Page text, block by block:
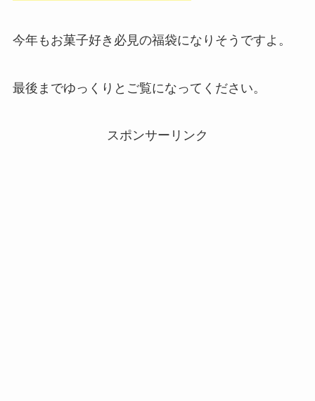
今年もお菓子好き必見の福袋になりそうですよ。
最後までゆっくりとご覧になってください。
スポンサーリンク